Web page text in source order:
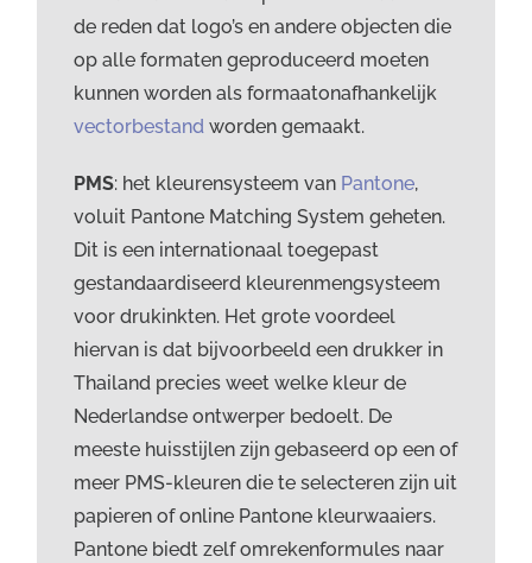
de reden dat logo’s en andere objecten die
op alle formaten geproduceerd moeten
kunnen worden als formaatonafhankelijk
vectorbestand worden gemaakt.
PMS: het kleurensysteem van Pantone,
voluit Pantone Matching System geheten.
Dit is een internationaal toegepast
gestandaardiseerd kleurenmengsysteem
voor drukinkten. Het grote voordeel
hiervan is dat bijvoorbeeld een drukker in
Thailand precies weet welke kleur de
Nederlandse ontwerper bedoelt. De
meeste huisstijlen zijn gebaseerd op een of
meer PMS-kleuren die te selecteren zijn uit
papieren of online Pantone kleurwaaiers.
Pantone biedt zelf omrekenformules naar